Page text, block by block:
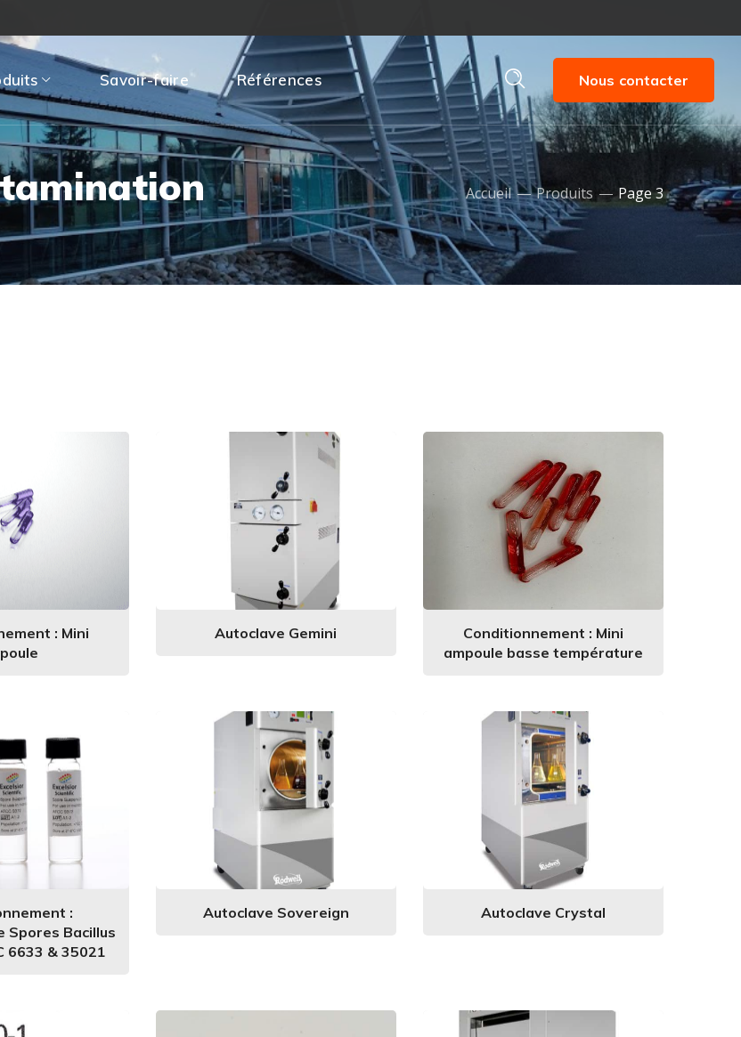
Savoir-faire Références Nous contacter
Accueil Produits Page 3
: Mini
Autoclave Gemini
Conditionnement : Mini
ampoule basse température
:
Spores Bacillus
6633 & 35021
Autoclave Sovereign Autoclave Crystal